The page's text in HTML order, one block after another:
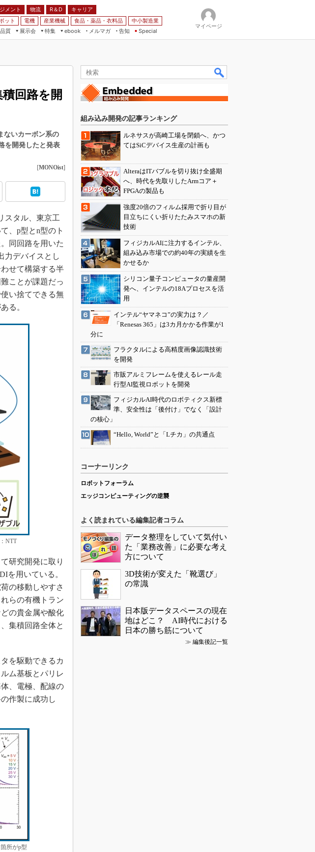
メント 物流 R＆D
キャリア
ット 電機 産業機械 食品・薬品・衣料品
中小製造業
品質
展示会
特集
ebook
メルマガ
告知 Special
マイページ
回路を開
ないカーボン系の
を開発したと発表
[MONOist]
スタル、東京工
、p型とn型のト
同回路を用いた
力デバイスとし
せて構築する半
ことが課題だっ
い捨てできる無
る。
NTT
研究開発に取り
を用いている。
の移動しやすさ
らの有機トラン
の貴金属や酸化
集積回路全体と
を駆動できるカ
ム基板とパリレ
、電極、配線の
作製に成功し
所がp型
組み込み開発の記事ランキング
ルネサスが高崎工場を閉鎖へ、かつ
てはSiCデバイス生産の計画も
AlteraはITバブルを切り抜け全盛期
へ、時代を先取りしたArmコア＋
FPGAの製品も
強度20倍のフィルム採用で折り目が
目立ちにくい折りたたみスマホの新
技術
フィジカルAIに注力するインテル、
組み込み市場での約40年の実績を生
かせるか
シリコン量子コンピュータの量産開
発へ、インテルの18Aプロセスを活
用
インテル“ヤマネコ”の実力は？／
「Renesas 365」は3カ月かかる作業が1
分に
フラクタルによる高精度画像認識技術
を開発
市販アルミフレームを使えるレール走
行型AI監視ロボットを開発
フィジカルAI時代のロボティクス新標
準、安全性は「後付け」でなく「設計
の核心」
“Hello, World”と「Lチカ」の共通点
コーナーリンク
ロボットフォーラム
エッジコンピューティングの逆襲
よく読まれている編集記者コラム
データ整理をしていて気付い
た「業務改善」に必要な考え
方について
3D技術が変えた「靴選び」
の常識
日本版データスペースの現在
地はどこ？ AI時代における
日本の勝ち筋について
≫ 編集後記一覧